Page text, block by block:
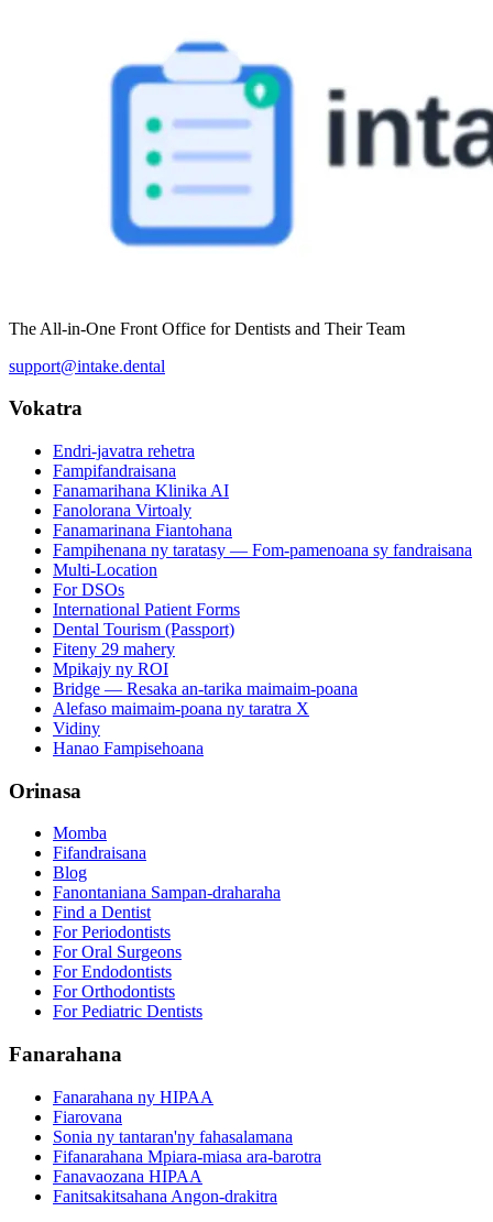
The All-in-One Front Office for Dentists and Their Team
support@intake.dental
Vokatra
Endri-javatra rehetra
Fampifandraisana
Fanamarihana Klinika AI
Fanolorana Virtoaly
Fanamarinana Fiantohana
Fampihenana ny taratasy — Fom-pamenoana sy fandraisana
Multi-Location
For DSOs
International Patient Forms
Dental Tourism (Passport)
Fiteny 29 mahery
Mpikajy ny ROI
Bridge — Resaka an-tarika maimaim-poana
Alefaso maimaim-poana ny taratra X
Vidiny
Hanao Fampisehoana
Orinasa
Momba
Fifandraisana
Blog
Fanontaniana Sampan-draharaha
Find a Dentist
For Periodontists
For Oral Surgeons
For Endodontists
For Orthodontists
For Pediatric Dentists
Fanarahana
Fanarahana ny HIPAA
Fiarovana
Sonia ny tantaran'ny fahasalamana
Fifanarahana Mpiara-miasa ara-barotra
Fanavaozana HIPAA
Fanitsakitsahana Angon-drakitra